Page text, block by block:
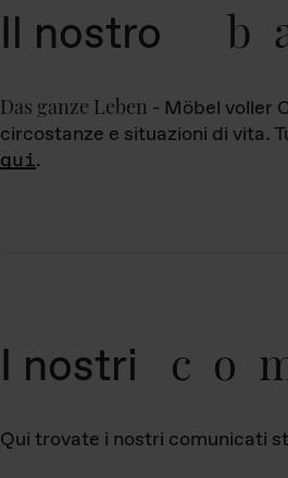
Il nostro
Das ganze Leben - Möbel voller
circostanze e situazioni di vita.
qui.
I nostri
Qui trovate i nostri comunicati